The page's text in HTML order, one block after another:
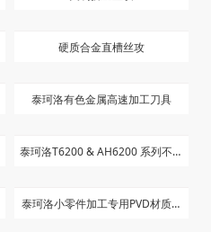
硬质合金直槽丝攻
泰珂洛有色金属高速加工刀具
泰珂洛T6200 & AH6200 系列不锈
泰珂洛小零件加工专用PVD材质刀